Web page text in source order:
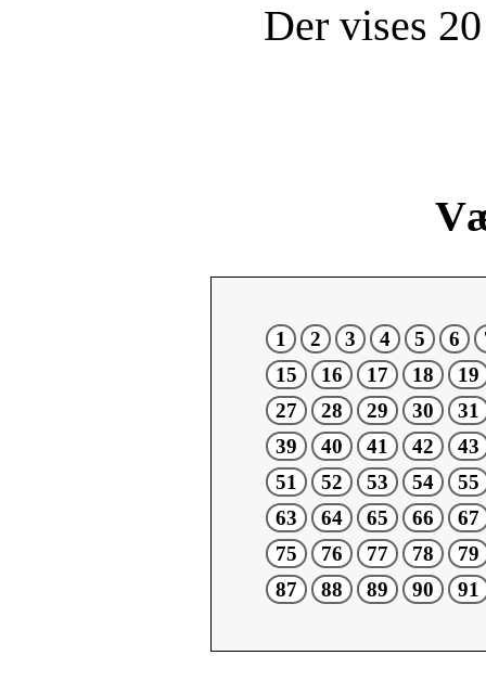
Der vises
1 2 3 4 5 6
15
16 17 18
19
27
28 29 30
31
39
40 41 42
43
51
52 53 54
55
63
64 65 66
67
75
76 77 78
79
87
88 89 90 91